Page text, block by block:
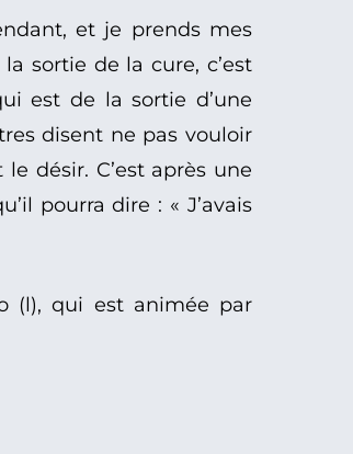
et je prends mes
sortie de la cure, c’est
est de la sortie d’une
disent ne pas vouloir
désir. C’est après une
pourra dire : « J’avais
(l), qui est animée par